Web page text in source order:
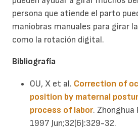
persona que atiende el parto
maniobras manuales para girar
como la rotación digital.
Bibliografía
OU, X et al. Correction of
position by maternal
process of labor. Zhonghua
1997 Jun;32(6):329-32.